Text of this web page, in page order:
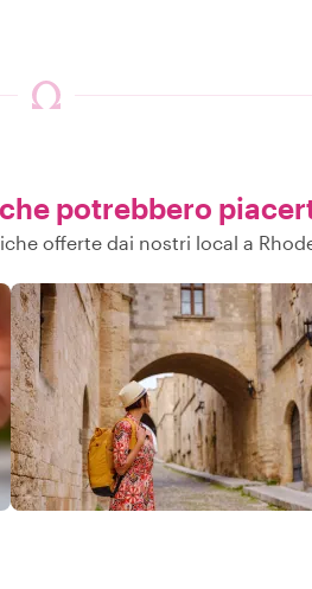
che potrebbero
offerte dai nostri local a